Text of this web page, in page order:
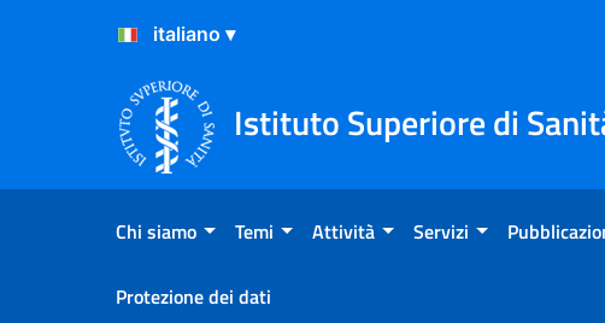
Salta al Contenuto
Salta al Footer
Istituto Superiore di
Chi siamo Temi Attività Servizi
Protezione dei dati